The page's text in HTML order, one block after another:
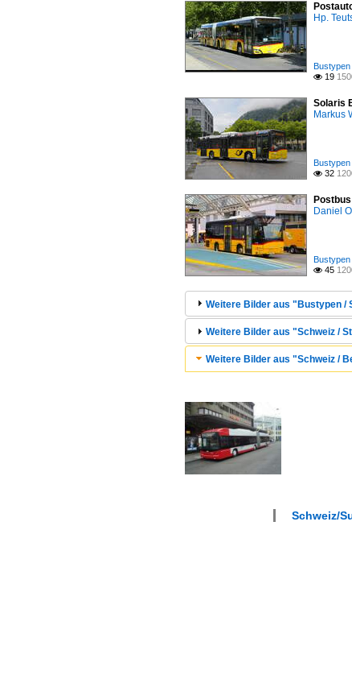
Hp.
 19
Solaris
Markus
 32
Daniel
 45
Weitere Bilder aus "Bustypen /
Weitere Bilder aus "Schweiz /
Weitere Bilder aus "Schweiz /
Schweiz/